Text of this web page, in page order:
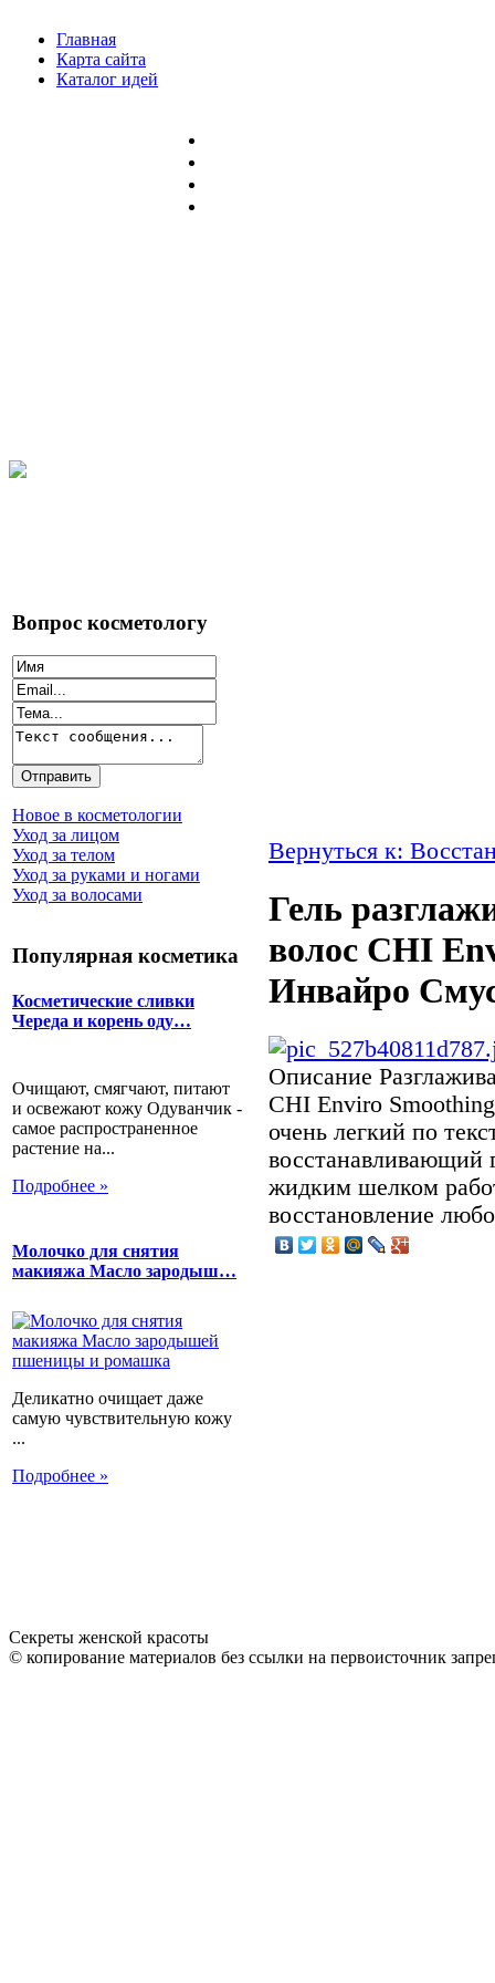
Главная
Карта сайта
Каталог идей
Вопрос косметологу
Новое в косметологии
Уход за лицом
Уход за телом
Уход за руками и ногами
Уход за волосами
Популярная косметика
Косметические сливки
Череда и корень оду…
Очищают, смягчают, питают
и освежают кожу Одуванчик -
самое распространенное
растение на...
Подробнее »
Молочко для снятия
макияжа Масло зародыш…
Деликатно очищает даже
самую чувствительную кожу
...
Подробнее »
Вернуться к:
Гель
волос CHI
Инвайро
Описание
CHI Enviro
очень легкий по
жидким шелком
восстановление
Секреты женской красоты
© копирование материалов без ссылки на первоисточник